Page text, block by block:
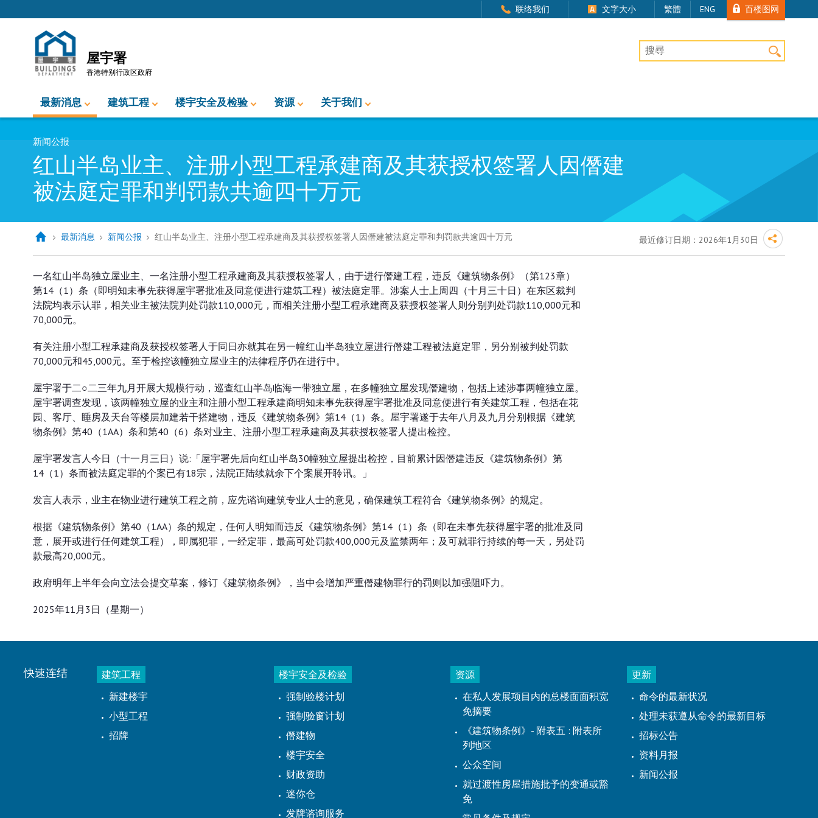
联络我们 文字大小 繁體 ENG 百楼图网
屋宇署
香港特别行政区政府
桌上版网站搜寻
最新消息 建筑工程 楼宇安全及检验 资源 关于我们
新闻公报
红山半岛业主、注册小型工程承建商及其获授权签署人因僭建
被法庭定罪和判罚款共逾四十万元
最新消息 新闻公报 红山半岛业主、注册小型工程承建商及其获授权签署人因僭建被法庭定罪和判罚款共逾四十万元 最近修订日期：2026年1月30日
红山半岛业主、注册小型工程承建商及其获授权签署人因僭建被法庭定罪和判
罚款共逾四十万元
一名红山半岛独立屋业主、一名注册小型工程承建商及其获授权签署人，由于进行僭建工程，违反《建筑物条例》（第123章）
第14（1）条（即明知未事先获得屋宇署批准及同意便进行建筑工程）被法庭定罪。涉案人士上周四（十月三十日）在东区裁判
法院均表示认罪，相关业主被法院判处罚款110,000元，而相关注册小型工程承建商及获授权签署人则分别判处罚款110,000元和
70,000元。
有关注册小型工程承建商及获授权签署人于同日亦就其在另一幢红山半岛独立屋进行僭建工程被法庭定罪，另分别被判处罚款
70,000元和45,000元。至于检控该幢独立屋业主的法律程序仍在进行中。
屋宇署于二○二三年九月开展大规模行动，巡查红山半岛临海一带独立屋，在多幢独立屋发现僭建物，包括上述涉事两幢独立屋。
屋宇署调查发现，该两幢独立屋的业主和注册小型工程承建商明知未事先获得屋宇署批准及同意便进行有关建筑工程，包括在花
园、客厅、睡房及天台等楼层加建若干搭建物，违反《建筑物条例》第14（1）条。屋宇署遂于去年八月及九月分别根据《建筑
物条例》第40（1AA）条和第40（6）条对业主、注册小型工程承建商及其获授权签署人提出检控。
屋宇署发言人今日（十一月三日）说:「屋宇署先后向红山半岛30幢独立屋提出检控，目前累计因僭建违反《建筑物条例》第
14（1）条而被法庭定罪的个案已有18宗，法院正陆续就余下个案展开聆讯。」
发言人表示，业主在物业进行建筑工程之前，应先谘询建筑专业人士的意见，确保建筑工程符合《建筑物条例》的规定。
根据《建筑物条例》第40（1AA）条的规定，任何人明知而违反《建筑物条例》第14（1）条（即在未事先获得屋宇署的批准及同
意，展开或进行任何建筑工程），即属犯罪，一经定罪，最高可处罚款400,000元及监禁两年；及可就罪行持续的每一天，另处罚
款最高20,000元。
政府明年上半年会向立法会提交草案，修订《建筑物条例》，当中会增加严重僭建物罪行的罚则以加强阻吓力。
2025年11月3日（星期一）
快速连结
建筑工程
新建楼宇
小型工程
招牌
楼宇安全及检验
强制验楼计划
强制验窗计划
僭建物
楼宇安全
财政资助
迷你仓
发牌谘询服务
资源
在私人发展项目内的总楼面面积宽
免摘要
《建筑物条例》- 附表五 : 附表所
列地区
公众空间
就过渡性房屋措施批予的变通或豁
免
更新
命令的最新状况
处理未获遵从命令的最新目标
招标公告
资料月报
新闻公报